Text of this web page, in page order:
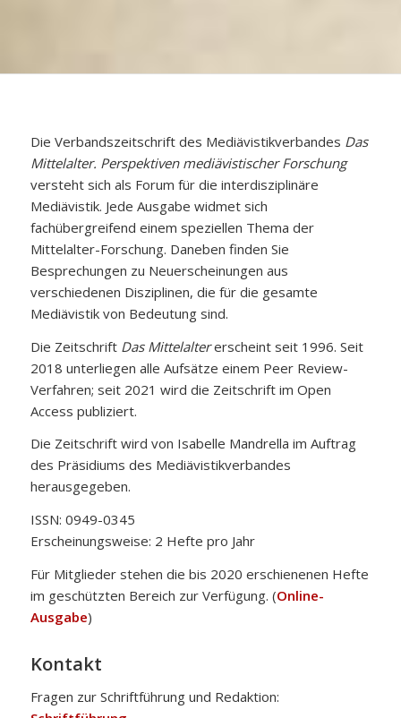
Die Verbandszeitschrift des Mediävistikverbandes Das
Mittelalter. Perspektiven mediävistischer Forschung
versteht sich als Forum für die interdisziplinäre
Mediävistik. Jede Ausgabe widmet sich
fachübergreifend einem speziellen Thema der
Mittelalter-Forschung. Daneben finden Sie
Besprechungen zu Neuerscheinungen aus
verschiedenen Disziplinen, die für die gesamte
Mediävistik von Bedeutung sind.
Die Zeitschrift Das Mittelaltererscheint seit 1996. Seit
2018 unterliegen alle Aufsätze einem Peer Review-
Verfahren; seit 2021 wird die Zeitschrift im Open
Access publiziert.
Die Zeitschrift wird von Isabelle Mandrella im Auftrag
des Präsidiums des Mediävistikverbandes
herausgegeben.
ISSN: 0949-0345
Erscheinungsweise: 2 Hefte pro Jahr
Für Mitglieder stehen die bis 2020 erschienenen Hefte
im geschützten Bereich zur Verfügung. (Online-
Ausgabe)
Kontakt
Fragen zur Schriftführung und Redaktion: